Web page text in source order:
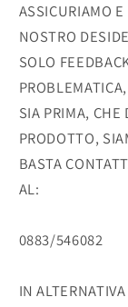
ASSICURIAMO
NOSTRO
SOLO
SIA PRIMA,
PRODOTTO,
BASTA
AL:
0883/546082
IN